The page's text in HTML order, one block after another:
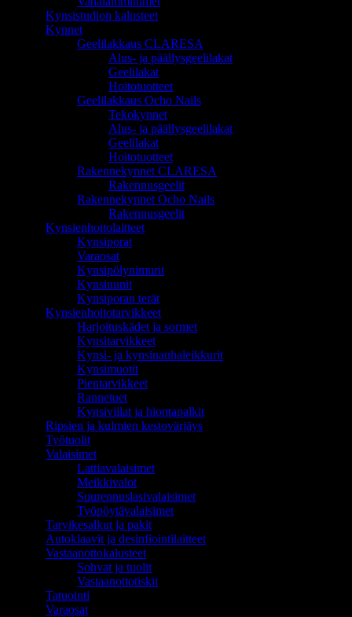
Kynsistudion kalusteet
Kynnet
Geelilakkaus CLARESA
Alus- ja päällysgeelilakat
Geelilakat
Hoitotuotteet
Geelilakkaus Ocho Nails
Tekokynnet
Alus- ja päällysgeelilakat
Geelilakat
Hoitotuotteet
Rakennekynnet CLARESA
Rakennusgeelit
Rakennekynnet Ocho Nails
Rakennusgeelit
Kynsienhoitolaitteet
Kynsiporat
Varaosat
Kynsipölynimurit
Kynsiuunit
Kynsiporan terät
Kynsienhoitotarvikkeet
Harjoituskädet ja sormet
Kynsitarvikkeet
Kynsi- ja kynsinauhaleikkurit
Kynsimuotit
Pientarvikkeet
Rannetuet
Kynsiviilat ja hiontapalkit
Ripsien ja kulmien kestovärjäys
Työtuolit
Valaisimet
Lattiavalaisimet
Meikkivalot
Suurennuslasivalaisimet
Työpöytävalaisimet
Tarvikesalkut ja pakit
Autoklaavit ja desinfiointilaitteet
Vastaanottokalusteet
Sohvat ja tuolit
Vastaanottotiskit
Tatuointi
Varaosat